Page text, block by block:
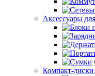
Аксессуары
Компакт-